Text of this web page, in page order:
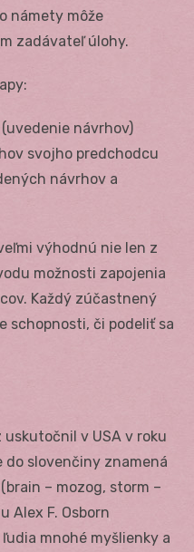
námety môže
zadávateľ úlohy.
návrhov)
svojho predchodcu
návrhov a
výhodnú nie len z
možnosti zapojenia
Každý zúčastnený
schopnosti, či podeliť sa
v USA v roku
do slovenčiny znamená
– mozog, storm –
Alex F. Osborn
mnohé myšlienky a